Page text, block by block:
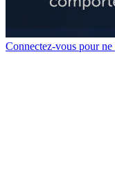
Connectez-vous pour